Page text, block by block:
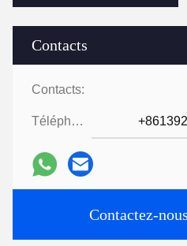
Contacts
Contacts:
Téléphone:
Contactez-